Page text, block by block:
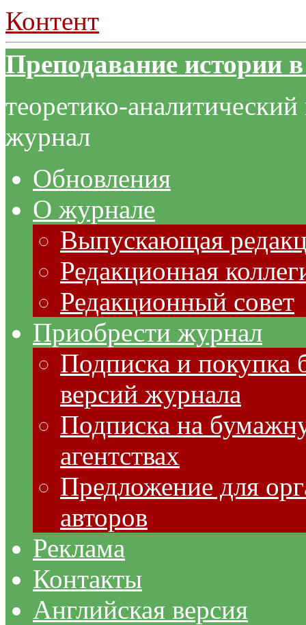
Контент
Преподавание истории
теоретико-
журнал
Обновления
О журнале
Выпускающая
Редакционная
Редакционный совет
Приобрести журнал
Подписка и покупка
версий журнала
Подписка на
агентствах
Предложение для
авторов
Реклама
Контакты
Английская версия